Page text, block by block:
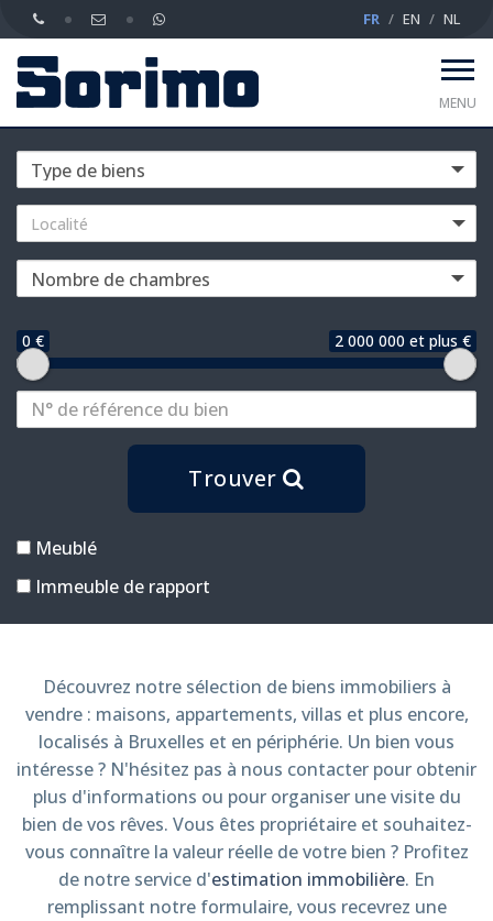
FR EN NL
MENU
Localité
0 € 2 000 000 et plus €
Trouver
Meublé
Immeuble de rapport
vendre
Sorimo
Découvrez notre sélection de biens immobiliers à
vendre : maisons, appartements, villas et plus encore,
localisés à Bruxelles et en périphérie. Un bien vous
intéresse ? N'hésitez pas à nous contacter pour obtenir
plus d'informations ou pour organiser une visite du
bien de vos rêves. Vous êtes propriétaire et souhaitez-
vous connaître la valeur réelle de votre bien ? Profitez
de notre service d'estimation immobilière. En
remplissant notre formulaire, vous recevrez une